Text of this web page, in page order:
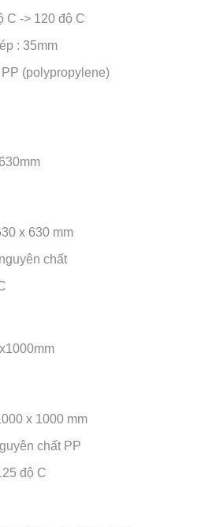
C -> 120 độ C
: 35mm
(polypropylene)
x 630 mm
chất
x 1000 mm
chất PP
độ C